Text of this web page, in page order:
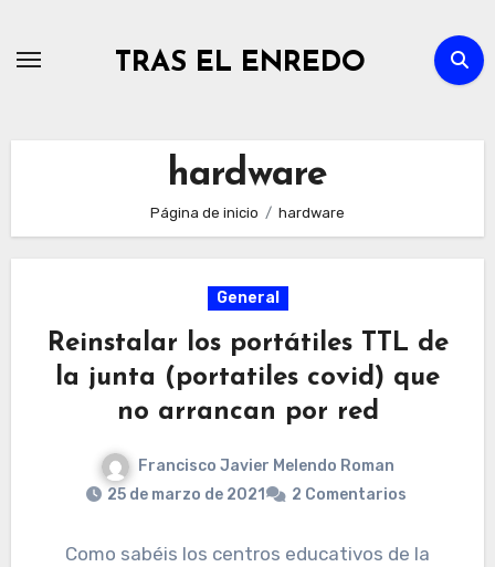
TRAS EL ENREDO
hardware
Página de inicio hardware
General
Reinstalar los portátiles TTL de
la junta (portatiles covid) que
no arrancan por red
Francisco Javier Melendo Roman
25 de marzo de 2021
2 Comentarios
Como sabéis los centros educativos de la